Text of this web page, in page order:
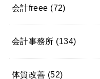
会計freee (72)
会計事務所 (134)
体質改善 (52)